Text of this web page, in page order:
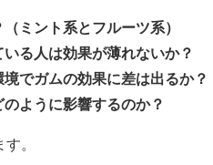
ミント系とフルーツ系）
る人は効果が薄れないか？
でガムの効果に差は出るか？
ように影響するのか？
。